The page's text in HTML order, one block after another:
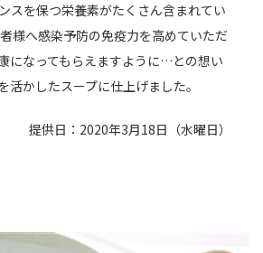
スを保つ栄養素がたくさん含まれてい
様へ感染予防の免疫力を高めていただ
になってもらえますように…との想い
活かしたスープに仕上げました。
提供日：2020年3月18日（水曜日）